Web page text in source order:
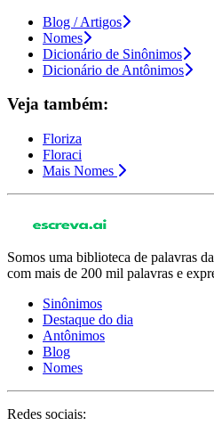
Blog / Artigos
Nomes
Dicionário de Sinônimos
Dicionário de Antônimos
Veja também:
Floriza
Floraci
Mais Nomes
Somos uma biblioteca de palavras
com mais de 200 mil palavras e
Sinônimos
Destaque do dia
Antônimos
Blog
Nomes
Redes sociais: